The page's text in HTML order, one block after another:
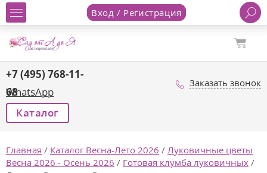
Вход / Регистрация
+7 (495) 768-11-
68
WhatsApp
Заказать звонок
Каталог
Главная / Каталог Весна-Лето 2026 / Луковичные цветы
Весна 2026 - Осень 2026 / Готовая клумба луковичных /